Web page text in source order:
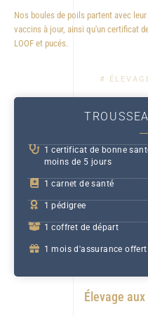
Nos boules de poils partent avec
vaccins à jour, ainsi qu'un certificat
LOOF et pucés.
#
1 certificat de bonne
moins de 5 jours
1 carnet de santé
1 pédigree
1 coffret de départ
1 mois d'assurance
Élevage aux